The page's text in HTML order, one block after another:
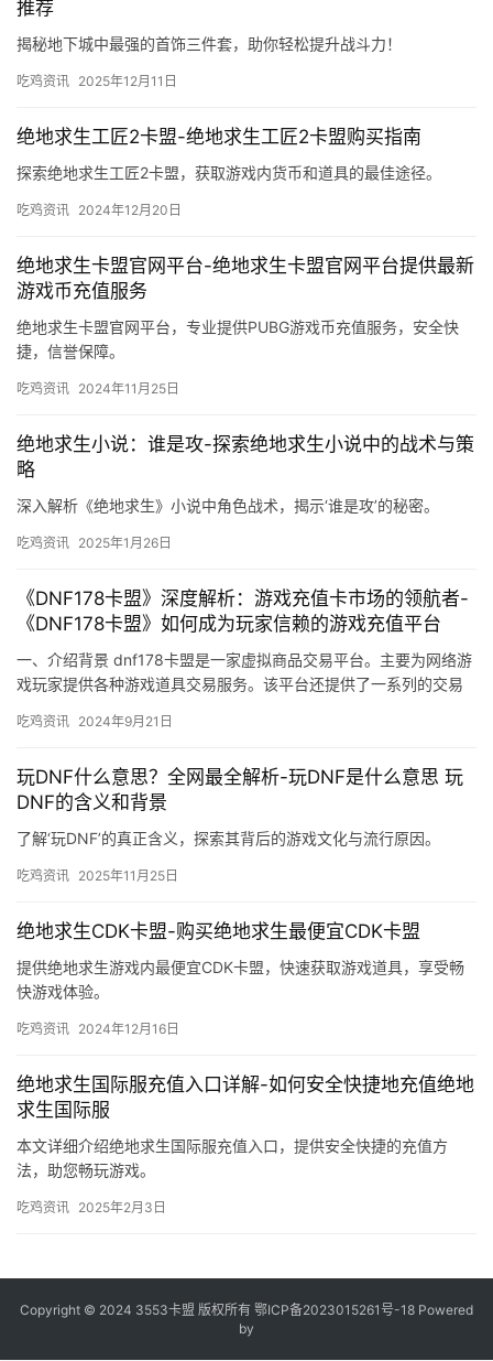
推荐
揭秘地下城中最强的首饰三件套，助你轻松提升战斗力！
吃鸡资讯 2025年12月11日
绝地求生工匠2卡盟-绝地求生工匠2卡盟购买指南
探索绝地求生工匠2卡盟，获取游戏内货币和道具的最佳途径。
吃鸡资讯 2024年12月20日
绝地求生卡盟官网平台-绝地求生卡盟官网平台提供最新
游戏币充值服务
绝地求生卡盟官网平台，专业提供PUBG游戏币充值服务，安全快
捷，信誉保障。
吃鸡资讯 2024年11月25日
绝地求生小说：谁是攻-探索绝地求生小说中的战术与策
略
深入解析《绝地求生》小说中角色战术，揭示‘谁是攻’的秘密。
吃鸡资讯 2025年1月26日
《DNF178卡盟》深度解析：游戏充值卡市场的领航者-
《DNF178卡盟》如何成为玩家信赖的游戏充值平台
一、介绍背景 dnf178卡盟是一家虚拟商品交易平台。主要为网络游
戏玩家提供各种游戏道具交易服务。该平台还提供了一系列的交易
吃鸡资讯 2024年9月21日
玩DNF什么意思？全网最全解析-玩DNF是什么意思 玩
DNF的含义和背景
了解‘玩DNF’的真正含义，探索其背后的游戏文化与流行原因。
吃鸡资讯 2025年11月25日
绝地求生CDK卡盟-购买绝地求生最便宜CDK卡盟
提供绝地求生游戏内最便宜CDK卡盟，快速获取游戏道具，享受畅
快游戏体验。
吃鸡资讯 2024年12月16日
绝地求生国际服充值入口详解-如何安全快捷地充值绝地
求生国际服
本文详细介绍绝地求生国际服充值入口，提供安全快捷的充值方
法，助您畅玩游戏。
吃鸡资讯 2025年2月3日
Copyright © 2024 3553卡盟 版权所有 鄂ICP备2023015261号-18 Powered
by